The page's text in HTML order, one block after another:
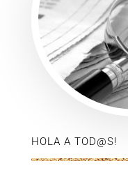
HOLA A TOD@S!